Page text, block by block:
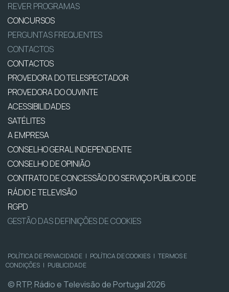
REVER PROGRAMAS
CONCURSOS
PERGUNTAS FREQUENTES
CONTACTOS
CONTACTOS
PROVEDORA DO TELESPECTADOR
PROVEDORA DO OUVINTE
ACESSIBILIDADES
SATÉLITES
A EMPRESA
CONSELHO GERAL INDEPENDENTE
CONSELHO DE OPINIÃO
CONTRATO DE CONCESSÃO DO SERVIÇO PÚBLICO DE
RÁDIO E TELEVISÃO
RGPD
GESTÃO DAS DEFINIÇÕES DE COOKIES
POLÍTICA DE PRIVACIDADE | POLÍTICA DE COOKIES | TERMOS E
CONDIÇÕES | PUBLICIDADE
© RTP, Rádio e Televisão de Portugal 2026